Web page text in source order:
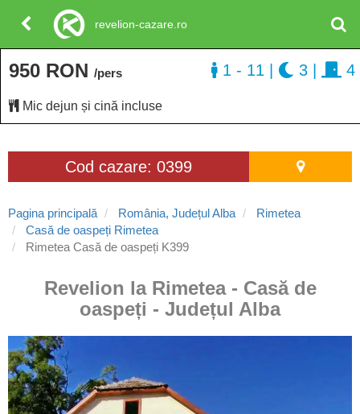
Cod cazare: 0399
Pagina principală România, Județul Alba
Rimetea
Casă de oaspeți Rimetea
Rimetea Casă de oaspeți K399
Revelion la Rimetea - Casă de
oaspeți - Județul Alba
950 RON /pers
Mic dejun și cină incluse
1 - 11 3 4
revelion-cazare.ro